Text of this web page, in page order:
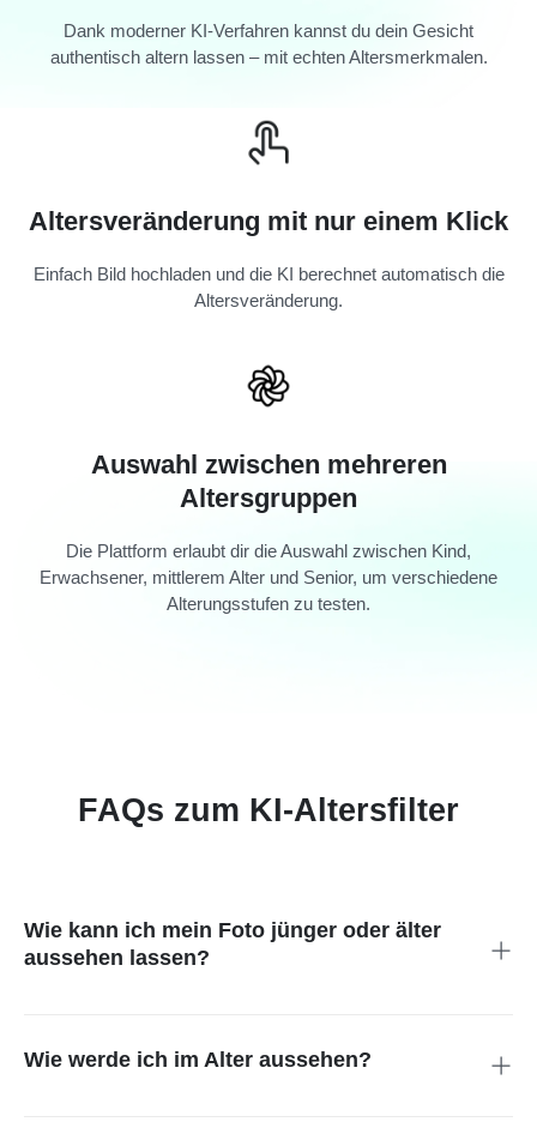
Dank moderner KI-Verfahren kannst du dein Gesicht
authentisch altern lassen – mit echten Altersmerkmalen.
Altersveränderung mit nur einem Klick
Einfach Bild hochladen und die KI berechnet automatisch die
Altersveränderung.
Auswahl zwischen mehreren
Altersgruppen
Die Plattform erlaubt dir die Auswahl zwischen Kind,
Erwachsener, mittlerem Alter und Senior, um verschiedene
Alterungsstufen zu testen.
FAQs zum KI-Altersfilter
Wie kann ich mein Foto jünger oder älter
aussehen lassen?
Wie werde ich im Alter aussehen?